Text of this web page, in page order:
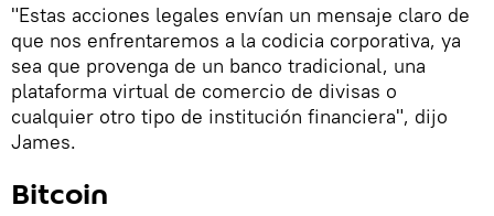
"Estas acciones legales envían un mensaje claro de
que nos enfrentaremos a la codicia corporativa, ya
sea que provenga de un banco tradicional, una
plataforma virtual de comercio de divisas o
cualquier otro tipo de institución financiera", dijo
James.
Bitcoin